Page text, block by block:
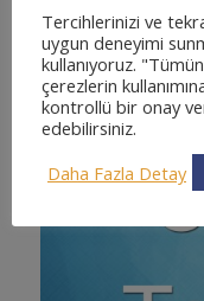
Tercihlerinizi ve
uygun deneyimi
kullanıyoruz.
çerezlerin
kontrollü bir onay
edebilirsiniz.
Daha Fazla Detay